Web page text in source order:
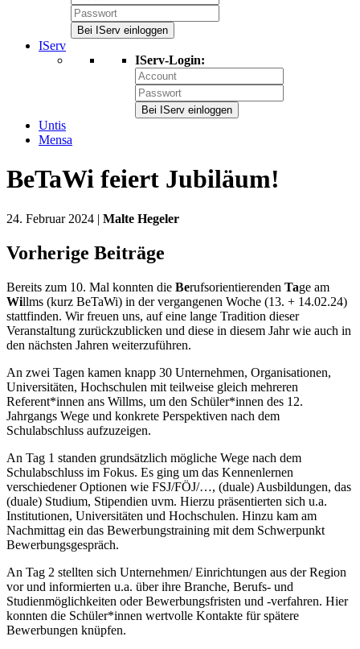
Bei IServ einloggen
IServ
IServ-Login:
Bei IServ einloggen
Untis
Mensa
BeTaWi feiert Jubiläum!
24. Februar 2024 | Malte Hegeler
Vorherige Beiträge
Bereits zum 10. Mal konnten die Berufsorientierenden Tage am
Willms (kurz BeTaWi) in der vergangenen Woche (13. + 14.02.24)
stattfinden. Wir freuen uns, auf eine lange Tradition dieser
Veranstaltung zurückzublicken und diese in diesem Jahr wie auch in
den nächsten Jahren weiterzuführen.
An zwei Tagen kamen knapp 30 Unternehmen, Organisationen,
Universitäten, Hochschulen mit teilweise gleich mehreren
Referent*innen ans Willms, um den Schüler*innen des 12.
Jahrgangs Wege und konkrete Perspektiven nach dem
Schulabschluss aufzuzeigen.
An Tag 1 standen grundsätzlich mögliche Wege nach dem
Schulabschluss im Fokus. Es ging um das Kennenlernen
verschiedener Optionen wie FSJ/FÖJ/…, (duale) Ausbildungen, das
(duale) Studium, Stipendien uvm. Hierzu präsentierten sich u.a.
Institutionen, Universitäten und Hochschulen. Hinzu kam am
Nachmittag ein das Bewerbungstraining mit dem Schwerpunkt
Bewerbungsgespräch.
An Tag 2 stellten sich Unternehmen/ Einrichtungen aus der Region
vor und informierten u.a. über ihre Branche, Berufs- und
Studienmöglichkeiten oder Bewerbungsfristen und -verfahren. Hier
konnten die Schüler*innen wertvolle Kontakte für spätere
Bewerbungen knüpfen.